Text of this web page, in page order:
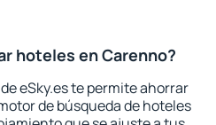
hoteles en Carenno?
eSky.es te permite ahorrar
de búsqueda de hoteles